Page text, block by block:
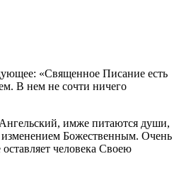
Священное Писание есть
В нем не сочти ничего
имже питаются души,
изменением Божественным. Очень
человека Своею